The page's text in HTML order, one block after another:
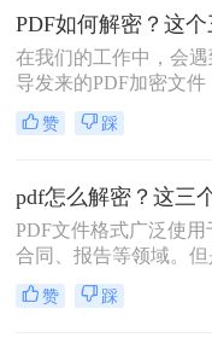
有时为了保证PDF的安
对文件进行加密操作。
加密文件怎么解密吗
分享二个非常好用的
在我们的工作中，会
导发来的PDF加密文件
了保证文件的机密性；
开PDF文件都需要输入
时，就会很麻烦。这时
其进行解密，以方便
有什么办法能进行PDF
有，今天小编就为大
法，大家一起看看PDF
赞 踩
PDF文件格式广泛使用
合同、报告等领域。
们可能会遇到一些加密
这给我们的查看和编辑
赞 踩